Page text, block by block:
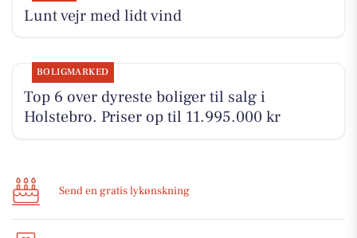
Lunt vejr med lidt vind
BOLIGMARKED
Top 6 over dyreste boliger til salg i
Holstebro. Priser op til 11.995.000 kr
Send en gratis lykønskning